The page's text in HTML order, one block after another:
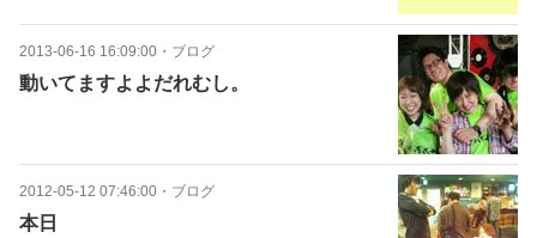
2013-06-16 16:09:00 ・ ブログ
動いてますよよだれむし。
2012-05-12 07:46:00 ・ ブログ
本日